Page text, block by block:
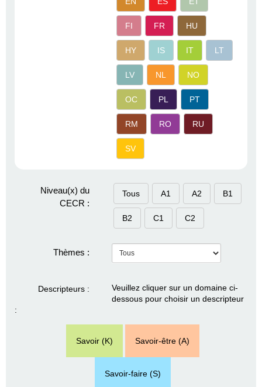
FI FR HU
HY IS IT LT
LV NL NO
OC PL PT
RM RO RU
SV
Niveau(x) du
CECR :
Tous A1 A2 B1
B2 C1 C2
Thèmes :
Descripteurs :
Veuillez cliquer sur un domaine ci-
dessous pour choisir un descripteur
:
Savoir (K) Savoir-être (A)
Savoir-faire (S)